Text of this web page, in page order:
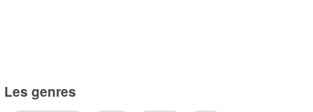
Les genres